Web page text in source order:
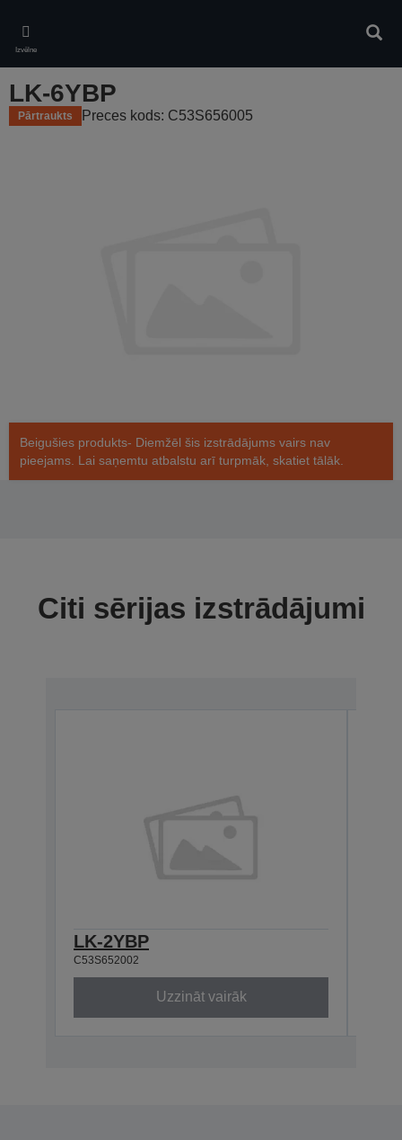
main
content
Izvēlne
LK-6YBP
Pārtraukts Preces kods: C53S656005
Beigušies produkts- Diemžēl šis izstrādājums vairs nav
pieejams. Lai saņemtu atbalstu arī turpmāk, skatiet tālāk.
Citi sērijas izstrādājumi
LK-2YBP
C53S652002
Uzzināt vairāk